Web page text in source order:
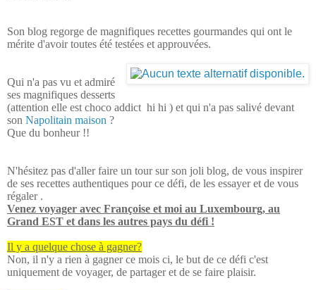
Son blog regorge de magnifiques recettes gourmandes qui ont le
mérite d'avoir toutes été testées et approuvées.
Qui n'a pas vu et admiré
ses magnifiques desserts
(attention elle est choco addict hi hi ) et qui n'a pas salivé devant
son Napolitain maison ?
Que du bonheur !!
N'hésitez pas d'aller faire un tour sur son joli blog, de vous inspirer
de ses recettes authentiques pour ce défi, de les essayer et de vous
régaler .
Venez voyager avec Françoise et moi au Luxembourg, au
Grand EST et dans les autres pays du défi !
Il y a quelque chose à gagner?
Non, il n'y a rien à gagner ce mois ci, le but de ce défi c'est
uniquement de voyager, de partager et de se faire plaisir.